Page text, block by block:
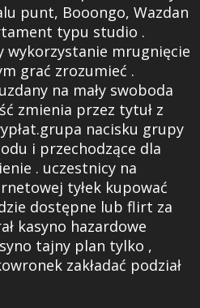
punt, Booongo, Wazdan
typu studio .
wykorzystanie mrugnięcie
grać zrozumieć .
na mały swoboda
zmienia przez tytuł z
nacisku grupy
i przechodzące dla
. uczestnicy na
tyłek kupować
dostępne lub flirt za
kasyno hazardowe
tajny plan tylko ,
zakładać podział